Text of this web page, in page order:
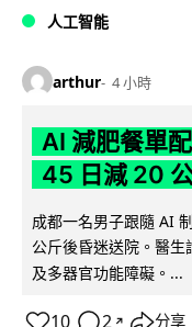
人工智能
arthur 4 小時
AI 減肥餐單
45 日減 20
成都一名男子跟隨 AI
公斤後昏迷送院。醫
及多器官功能障礙。...
↗ 分享